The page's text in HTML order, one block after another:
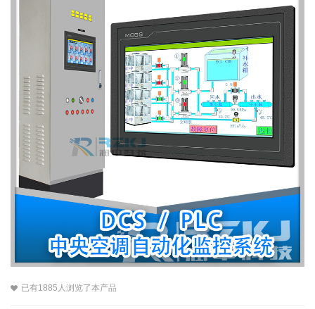
已有1885人浏览了本产品